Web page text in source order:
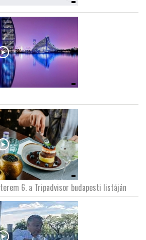
6. a Tripadvisor budapesti listáján